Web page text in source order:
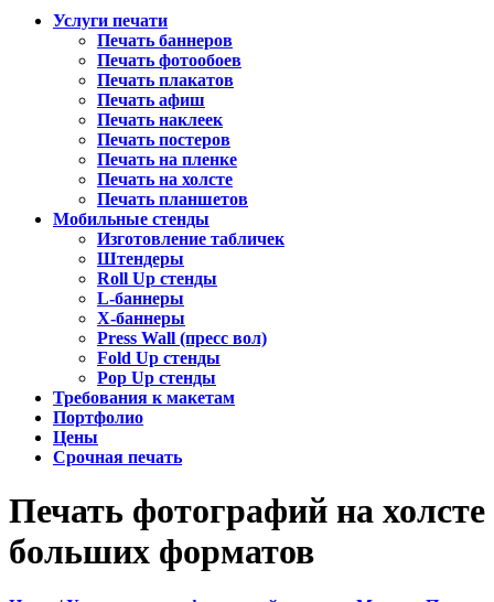
Услуги печати
Печать баннеров
Печать фотообоев
Печать плакатов
Печать афиш
Печать наклеек
Печать постеров
Печать на пленке
Печать на холсте
Печать планшетов
Мобильные стенды
Изготовление табличек
Штендеры
Roll Up стенды
L-баннеры
X-баннеры
Press Wall (пресс вол)
Fold Up стенды
Pop Up стенды
Требования к макетам
Портфолио
Цены
Срочная печать
Печать фотографий на холсте
больших форматов